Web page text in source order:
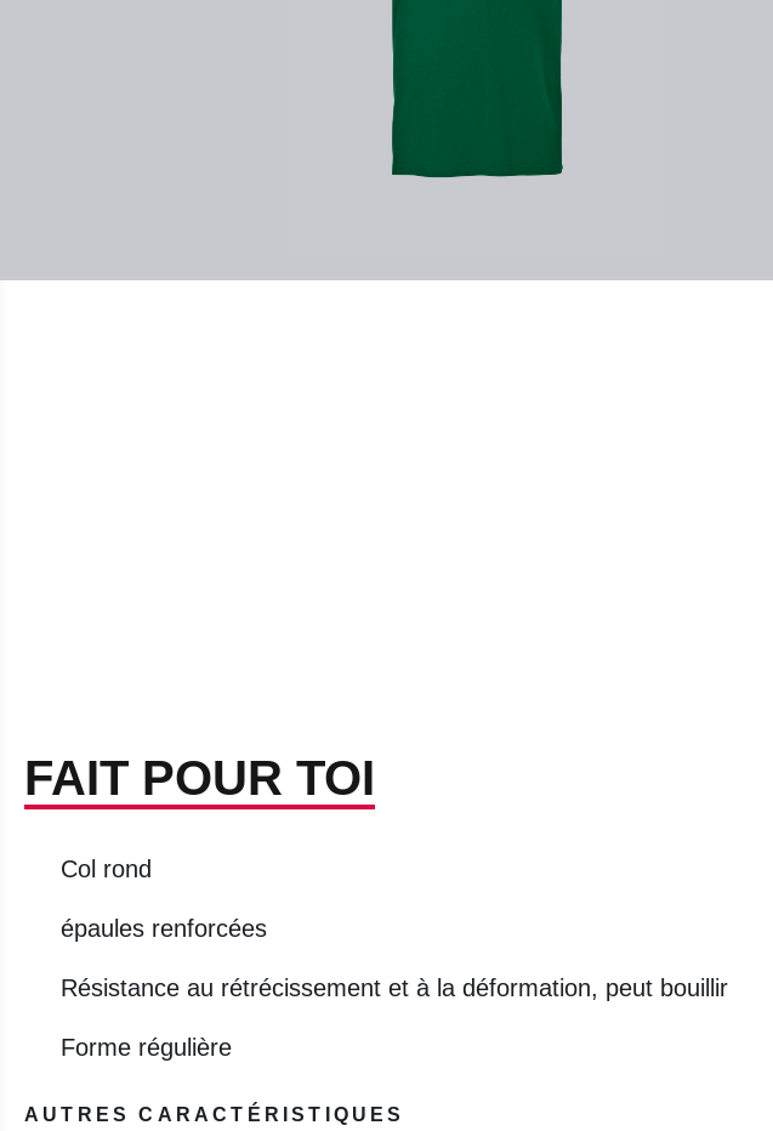
FAIT POUR TOI
Col rond
épaules renforcées
Résistance au rétrécissement et à la déformation, peut bouillir
Forme régulière
AUTRES CARACTÉRISTIQUES